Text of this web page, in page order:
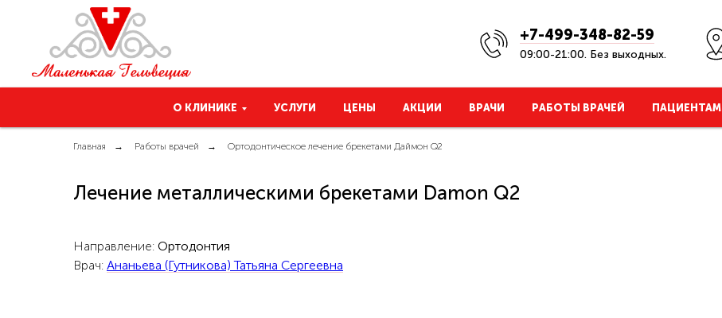
+7-499-348-82-59
09:00-21:00. Без выходных.
О КЛИНИКЕ УСЛУГИ ЦЕНЫ АКЦИИ ВРАЧИ РАБОТЫ ВРАЧЕЙ ПАЦИЕНТАМ
Главная → Работы врачей → Ортодонтическое лечение брекетами Даймон Q2
Лечение металлическими брекетами Damon Q2
Направление: Ортодонтия
Врач: Ананьева (Гутникова) Татьяна Сергеевна